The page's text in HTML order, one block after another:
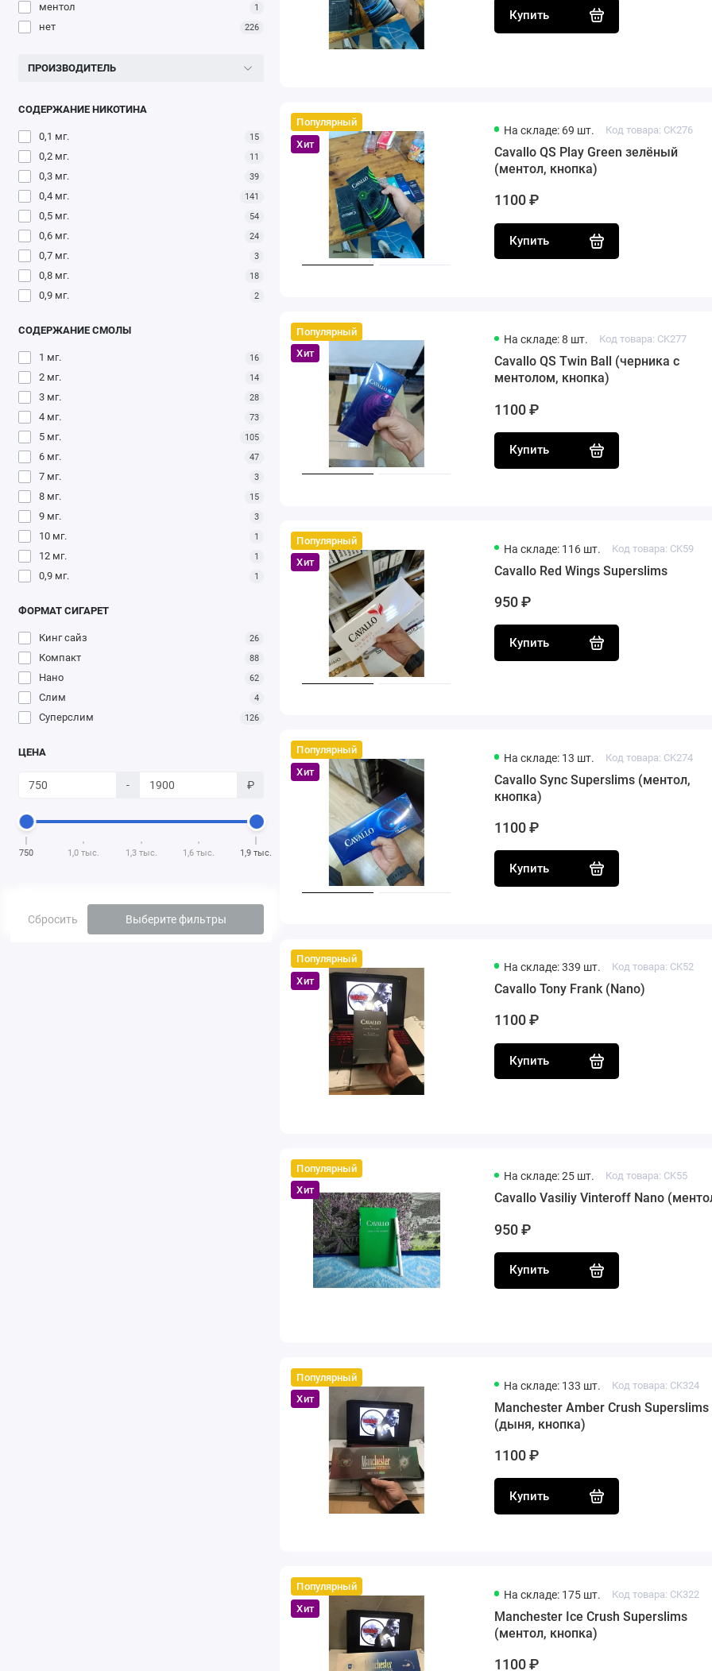
ментол 1
нет 226
ПРОИЗВОДИТЕЛЬ
СОДЕРЖАНИЕ НИКОТИНА
0,1 мг. 15
0,2 мг. 11
0,3 мг. 39
0,4 мг. 141
0,5 мг. 54
0,6 мг. 24
0,7 мг. 3
0,8 мг. 18
0,9 мг. 2
СОДЕРЖАНИЕ СМОЛЫ
1 мг. 16
2 мг. 14
3 мг. 28
4 мг. 73
5 мг. 105
6 мг. 47
7 мг. 3
8 мг. 15
9 мг. 3
10 мг. 1
12 мг. 1
0,9 мг. 1
ФОРМАТ СИГАРЕТ
Кинг сайз 26
Компакт 88
Нано 62
Слим 4
Суперслим 126
ЦЕНА
- ₽
750 1,0 тыс. 1,3 тыс. 1,6 тыс. 1,9 тыс.
Сбросить Выберите фильтры
Купить
Популярный
Хит
На складе: 69 шт. Код товара: CK276
Cavallo QS Play Green зелёный
(ментол, кнопка)
1100 ₽
Купить
Популярный
Хит
На складе: 8 шт. Код товара: CK277
Cavallo QS Twin Ball (черника с
ментолом, кнопка)
1100 ₽
Купить
Популярный
Хит
На складе: 116 шт. Код товара: CK59
Cavallo Red Wings Superslims
950 ₽
Купить
Популярный
Хит
На складе: 13 шт. Код товара: CK274
Cavallo Sync Superslims (ментол,
кнопка)
1100 ₽
Купить
Популярный
Хит
На складе: 339 шт. Код товара: CK52
Cavallo Tony Frank (Nano)
1100 ₽
Купить
Популярный
Хит
На складе: 25 шт. Код товара: CK55
Cavallo Vasiliy Vinteroff Nano
950 ₽
Купить
Популярный
Хит
На складе: 133 шт. Код товара: CK324
Manchester Amber Crush Superslims
(дыня, кнопка)
1100 ₽
Купить
Популярный
Хит
На складе: 175 шт. Код товара: CK322
Manchester Ice Crush Superslims
(ментол, кнопка)
1100 ₽